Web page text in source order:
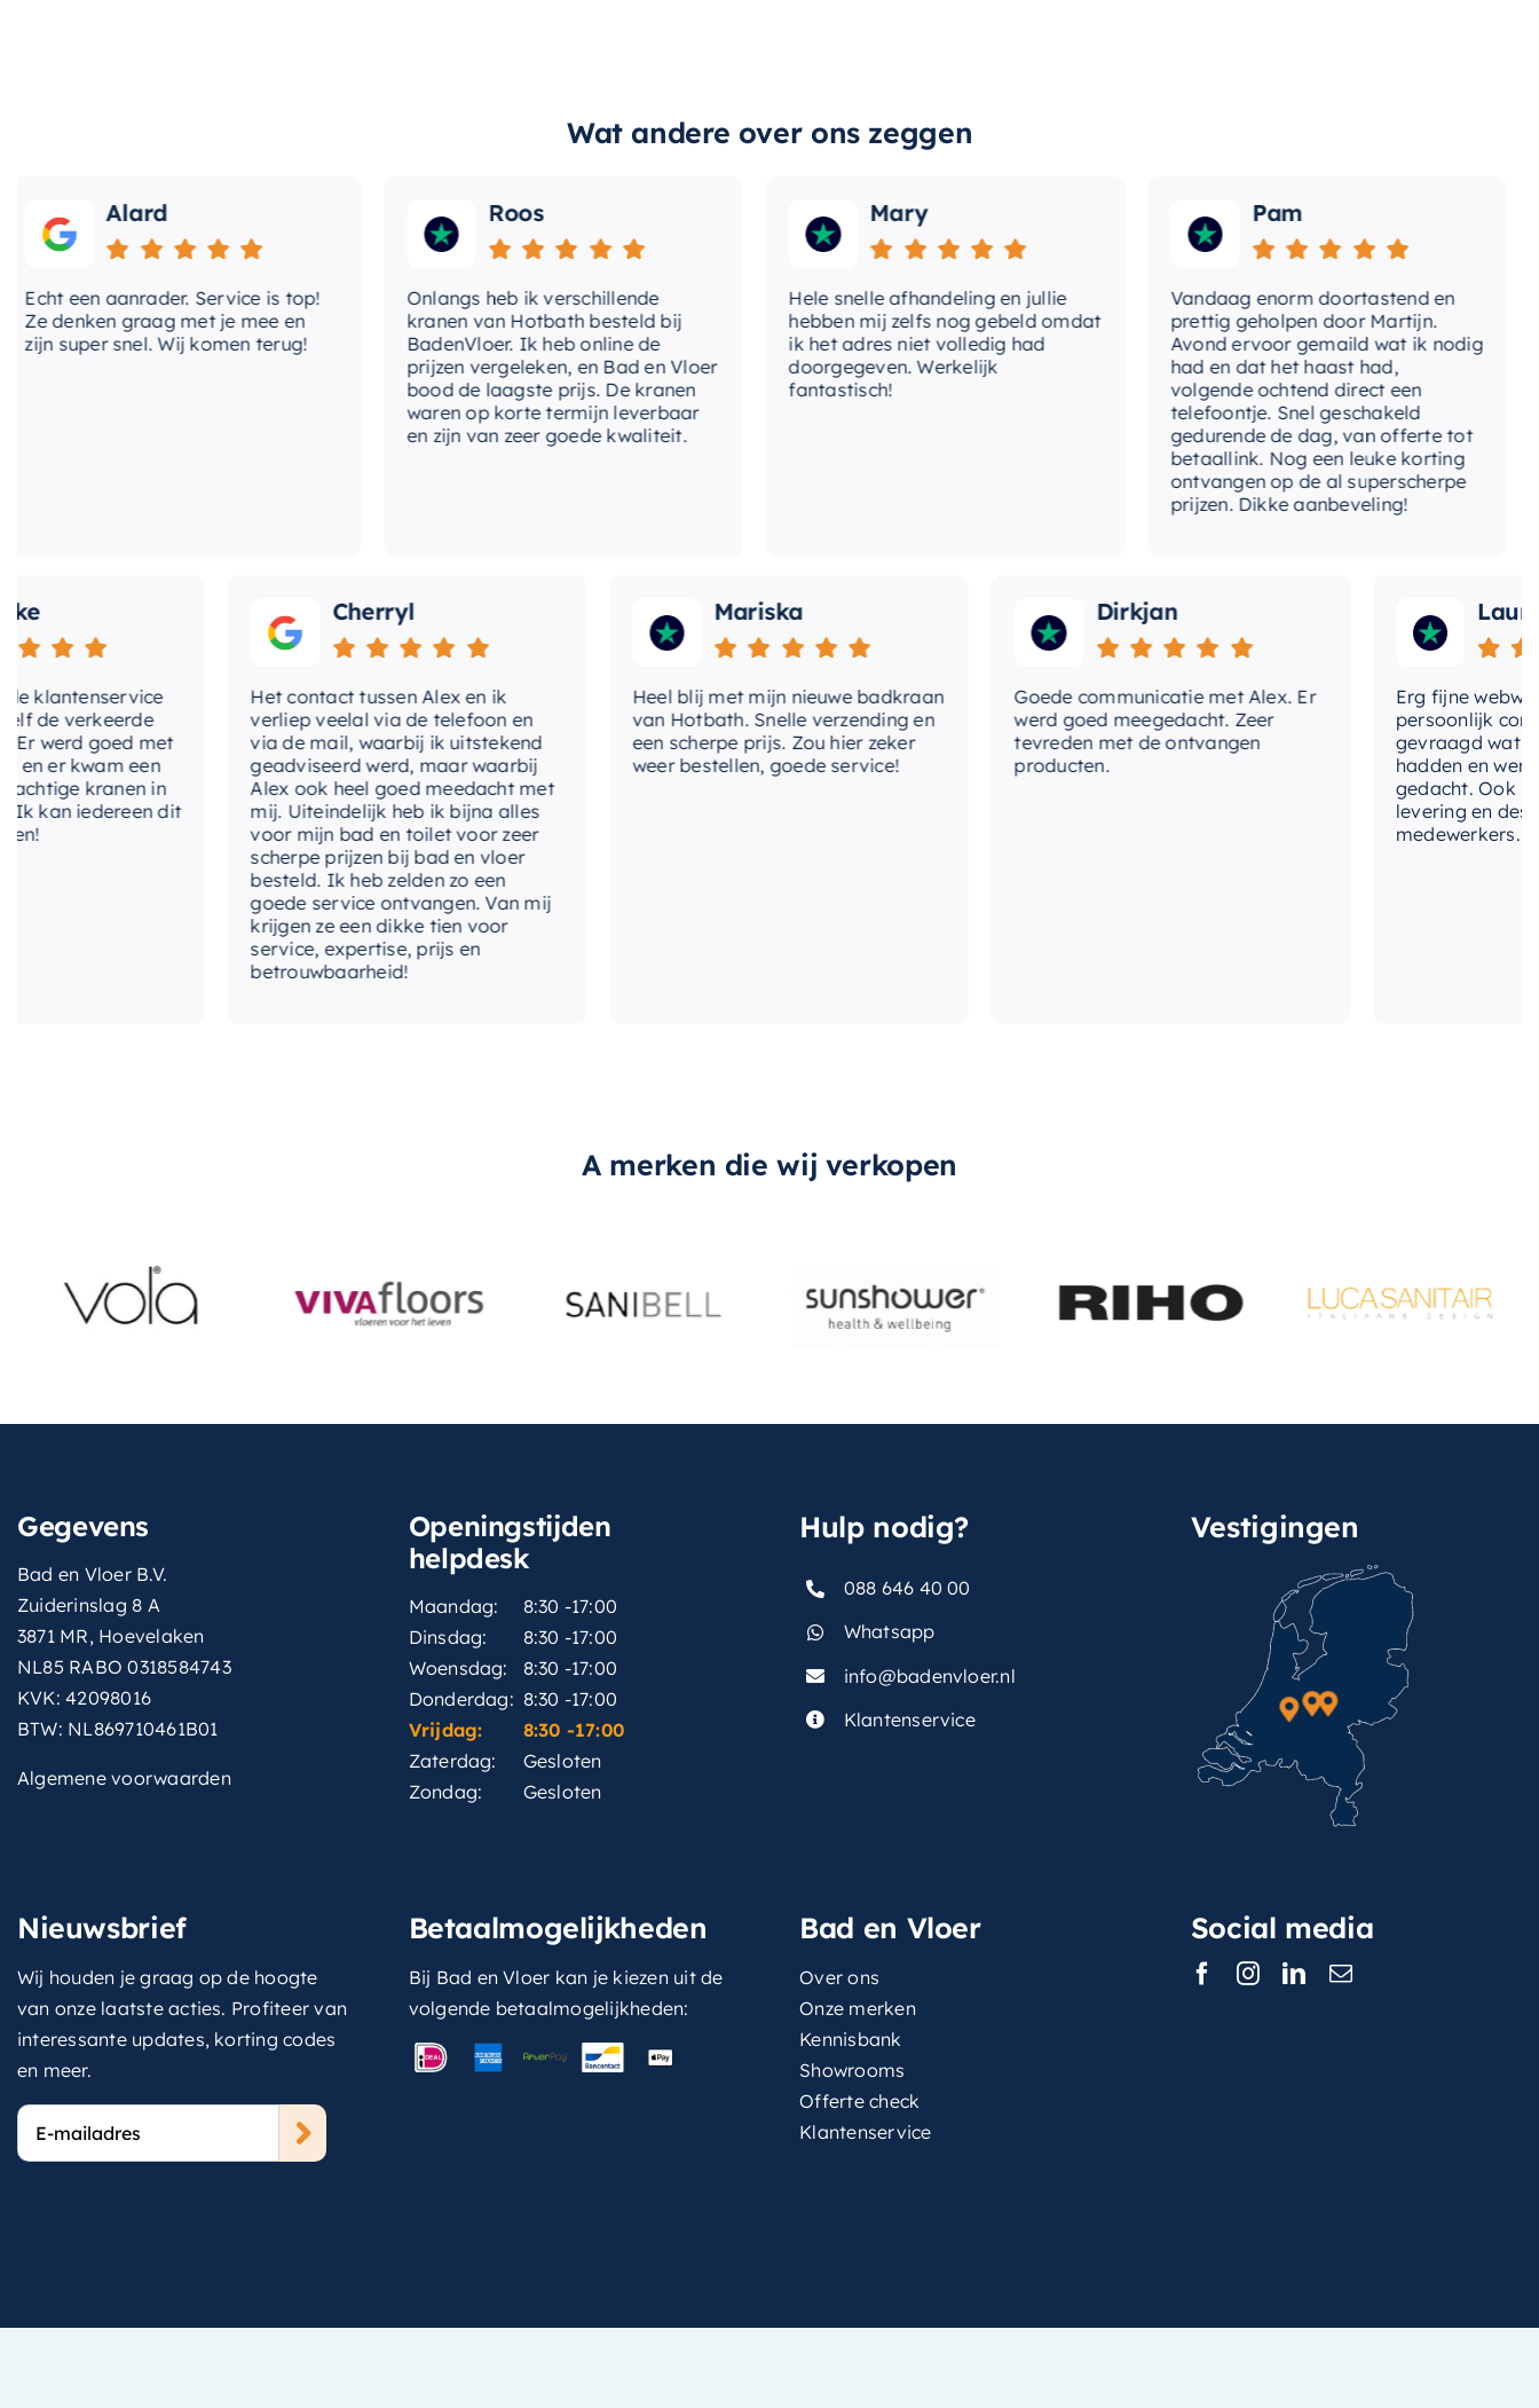
bij aan de esthetiek van de fontein, terwijl het ook gemakkelijk schoon te maken en te
Met zijn minimalistische ontwerp past deze fontein in elk badkamerinterieur. Of je nu gaat
functioneel element in je badkamer zijn.
met-sifon
plaats-kraangat
Rechthoekig
Nee
Ja
Wat andere over ons zeggen
Alard
een aanrader. Service is top!
denken graag met je mee en
super snel. Wij komen terug!
Roos
Onlangs heb ik verschillende
kranen van Hotbath besteld bij
BadenVloer. Ik heb online de
prijzen vergeleken, en Bad en Vloer
bood de laagste prijs. De kranen
waren op korte termijn leverbaar
en zijn van zeer goede kwaliteit.
Mary
Hele snelle afhandeling en jullie
hebben mij zelfs nog gebeld omdat
ik het adres niet volledig had
doorgegeven. Werkelijk
fantastisch!
Pam
Vandaag enorm doortastend en
prettig geholpen door Martijn.
Avond ervoor gemaild wat ik nodig
had en dat het haast had,
volgende ochtend direct een
telefoontje. Snel geschakeld
gedurende de dag, van offerte tot
betaallink. Nog een leuke korting
ontvangen op de al superscherpe
prijzen. Dikke aanbeveling!
verkeerde
werd goed met
er kwam een
kranen in
kan iedereen dit
Cherryl
Het contact tussen Alex en ik
verliep veelal via de telefoon en
via de mail, waarbij ik uitstekend
geadviseerd werd, maar waarbij
Alex ook heel goed meedacht met
mij. Uiteindelijk heb ik bijna alles
voor mijn bad en toilet voor zeer
scherpe prijzen bij bad en vloer
besteld. Ik heb zelden zo een
goede service ontvangen. Van mij
krijgen ze een dikke tien voor
service, expertise, prijs en
betrouwbaarheid!
Mariska
Heel blij met mijn nieuwe badkraan
van Hotbath. Snelle verzending en
een scherpe prijs. Zou hier zeker
weer bestellen, goede service!
Dirkjan
Goede communicatie met Alex. Er
werd goed meegedacht. Zeer
tevreden met de ontvangen
producten.
Laura
Erg fijne
persoonlijk
gevraagd wat we
hadden en werd
gedacht. Ook in
levering en
medewerkers. Wij
A merken die wij verkopen
Gegevens
Bad en Vloer B.V.
Zuiderinslag 8 A
3871 MR, Hoevelaken
NL85 RABO 0318584743
KVK: 42098016
BTW: NL869710461B01
Algemene voorwaarden
Openingstijden
helpdesk
Maandag:
8:30 -17:00
Dinsdag:
8:30 -17:00
Woensdag:
8:30 -17:00
Donderdag: 8:30 -17:00
Vrijdag:
8:30 -17:00
Zaterdag:
Gesloten
Zondag:
Gesloten
Hulp nodig?
088 646 40 00
Whatsapp
info@badenvloer.nl
Klantenservice
Vestigingen
Nieuwsbrief
Wij houden je graag op de hoogte
van onze laatste acties. Profiteer van
interessante updates, korting codes
en meer.
E-
mailadres
Betaalmogelijkheden
Bij Bad en Vloer kan je kiezen uit de
volgende betaalmogelijkheden:
Bad en Vloer
Over ons
Onze merken
Kennisbank
Showrooms
Offerte check
Klantenservice
Social media